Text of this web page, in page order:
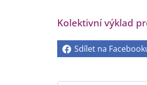
Kolektivní výklad
Sdílet na